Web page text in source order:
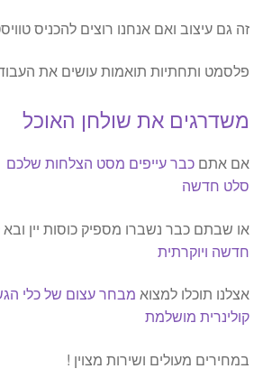
זה גם עיצוב ואם אנחנו רוצים להכניס
פלסמט ותחתיות תואמות עושים את
משדרגים את שולחן האוכל
אם אתם כבר עייפים מסט הצלחות שלכם
סלט חדשה
או שבתם כבר נשברו מספיק כוסות יין
חדשה ויוקרתית
אצלנו תוכלו למצוא מבחר עצום של כלי
קולינרית מושלמת
במחירים מעולים ושירות מצוין !